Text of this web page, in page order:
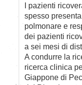
I pazienti
spesso
polmonare e
dei pazienti
a sei mesi di
A condurre la
ricerca clinica
Giappone di